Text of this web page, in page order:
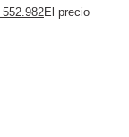
552.982El precio